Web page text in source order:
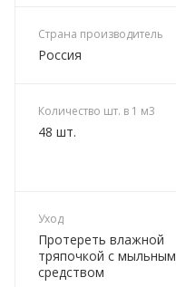
Страна производитель
Россия
Количество шт. в 1 м3
48 шт.
Уход
Протереть влажной
тряпочкой с мыльным
средством